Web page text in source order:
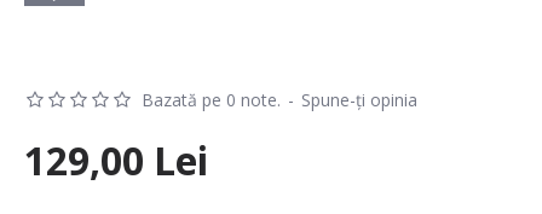
Bazată pe 0 note. - Spune-ţi opinia
129,00 Lei